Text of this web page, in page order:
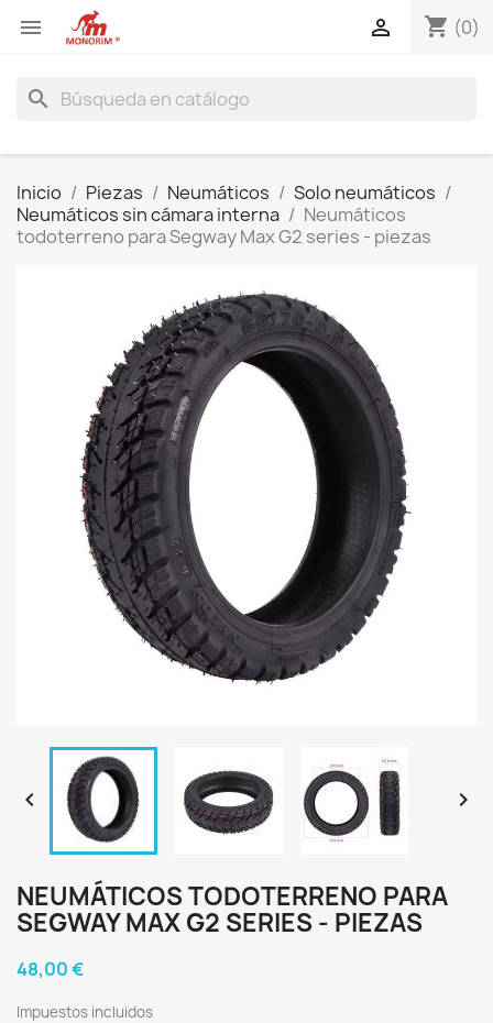
 shopping_cart (0)

search
Inicio Piezas Neumáticos
Solo neumáticos
Neumáticos sin cámara interna
Neumáticos
todoterreno para Segway Max G2 series - piezas
 
NEUMÁTICOS TODOTERRENO PARA
SEGWAY MAX G2 SERIES - PIEZAS
48,00 €
Impuestos incluidos